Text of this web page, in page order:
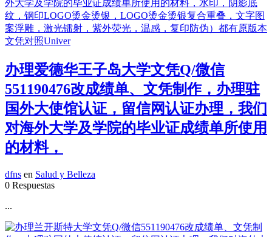
办理爱德华王子岛大学文凭Q/微信
551190476改成绩单、文凭制作，办理驻
国外大使馆认证，留信网认证办理，我们
对海外大学及学院的毕业证成绩单所使用
的材料，
dfns en Salud y Belleza
0 Respuestas
...